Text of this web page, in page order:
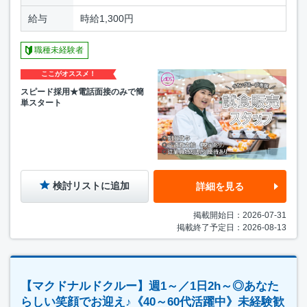
給与 時給1,300円
職種未経験者
ここがオススメ！
スピード採用★電話面接のみで簡
単スタート
検討リストに追加 詳細を見る
掲載開始日：2026-07-31
掲載終了予定日：2026-08-13
【マクドナルドクルー】週1～／1日2h～◎あなた
らしい笑顔でお迎え♪《40～60代活躍中》未経験歓